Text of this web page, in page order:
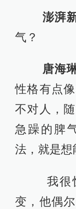
澎湃
气？
唐海
性格有点
不对人，
急躁的脾
法，就是想
我很惊
变，他偶